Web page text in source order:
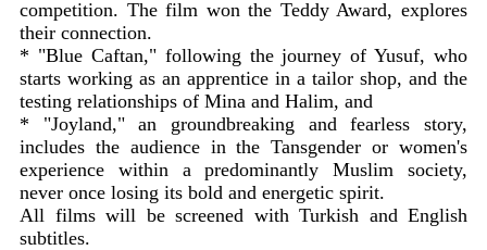
competition. The film won the Teddy Award, explores
their connection.
* "Blue Caftan," following the journey of Yusuf, who
starts working as an apprentice in a tailor shop, and the
testing relationships of Mina and Halim, and
* "Joyland," an groundbreaking and fearless story,
includes the audience in the Tansgender or women's
experience within a predominantly Muslim society,
never once losing its bold and energetic spirit.
All films will be screened with Turkish and English
subtitles.